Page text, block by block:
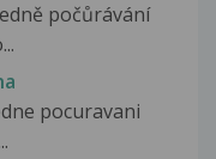
počůrávání
pocuravani